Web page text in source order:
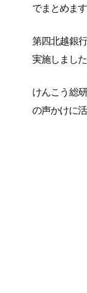
でまとめます
第四北越銀
実施しました
けんこう総
の声かけに